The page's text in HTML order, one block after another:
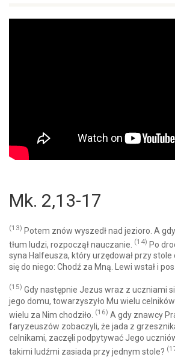
Mk. 2,13-17
(13) Potem znów wyszedł nad jezioro. A
tłum ludzi, rozpoczął nauczanie. (14) Po
syna Halfeusza, który urzędował przy stole
się do niego: Chodź za Mną. Lewi wstał i
(15) Gdy następnie Jezus wraz z uczniami
jego domu, towarzyszyło Mu wielu
wielu za Nim chodziło. (16) A gdy znawcy
faryzeuszów zobaczyli, że jada z
celnikami, zaczęli podpytywać Jego
takimi ludźmi zasiada przy jednym stole?